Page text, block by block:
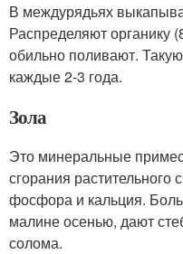
В междурядьях
Распределяют органику
обильно поливают.
каждые 2-3 года.
Зола
Это минеральные
сгорания растительного
фосфора и кальция.
малине осенью, дают
солома.